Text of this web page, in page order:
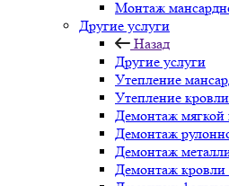
Монтаж
Другие услуги
Назад
Другие услуги
Утепление
Утепление
Демонтаж мягкой
Демонтаж
Демонтаж
Демонтаж кровли